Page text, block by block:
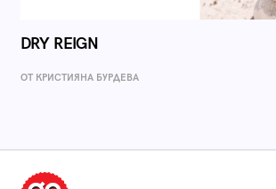
DRY REIGN
ОТ КРИСТИЯНА БУРДЕВА